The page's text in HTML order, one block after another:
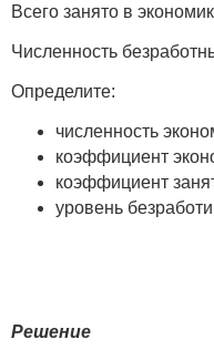
Всего
Определите:
численность
коэффициент
коэффициент
уровень
Решение